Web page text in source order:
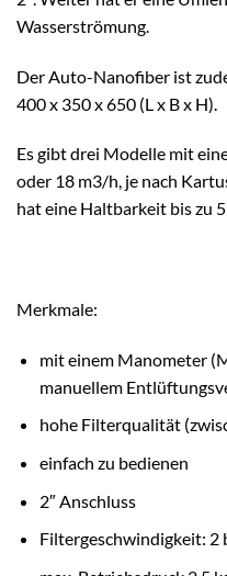
Wasserströmung.
Der Auto-Nanofiber ist
400 x 350 x 650 (L x B x H).
Es gibt drei Modelle mit
oder 18 m3/h, je nach
hat eine Haltbarkeit bis zu
Merkmale:
mit einem Manometer
manuellem
hohe Filterqualität
einfach zu bedienen
2″ Anschluss
Filtergeschwindigkeit: 2